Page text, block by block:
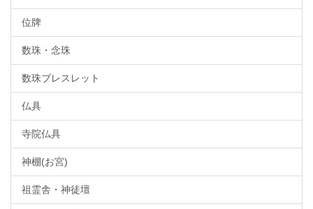
位牌
数珠・念珠
数珠ブレスレット
仏具
寺院仏具
神棚(お宮)
祖霊舎・神徒壇